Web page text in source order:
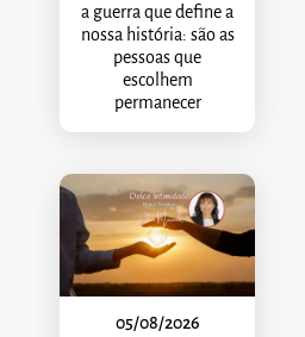
a guerra que define a
nossa história: são as
pessoas que
escolhem
permanecer
05/08/2026